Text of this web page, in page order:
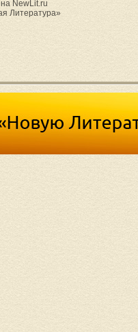
NewLit.ru
Литература»